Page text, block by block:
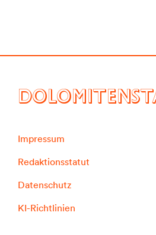
Impressum
Redaktionsstatut
Datenschutz
KI-Richtlinien